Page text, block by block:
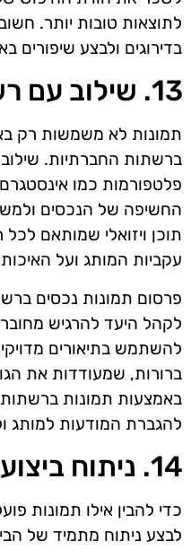
לתוצאות טובות יותר.
בדירוגים ולבצע שיפורים
13. שילוב עם רשתות חברתיות
תמונות לא משמשות רק
ברשתות החברתיות.
פלטפורמות כמו אינסטגרם
החשיפה של הנכסים
תוכן ויזואלי שמותאם
עקביות המותג ועל
פרסום תמונות נכסים
לקהל היעד להרגיש מחובר
להשתמש בתיאורים
ברורות, שמעודדות את
באמצעות תמונות ברשתות
להגברת המודעות למותג
14. ניתוח ביצועים של תמונות
כדי להבין אילו תמונות
לבצע ניתוח מתמיד של